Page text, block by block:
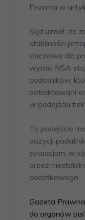
Prawna w
Sąd uznał, że
stabilności
kluczowe dla
wyroki NSA
podatników,
potraktowani
w podejściu
To podejście
pozycji
sytuacjom, w
przez
podatkowego.
Gazeta
do organów